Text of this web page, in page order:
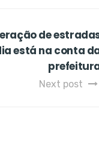
de
está na conta
Next post